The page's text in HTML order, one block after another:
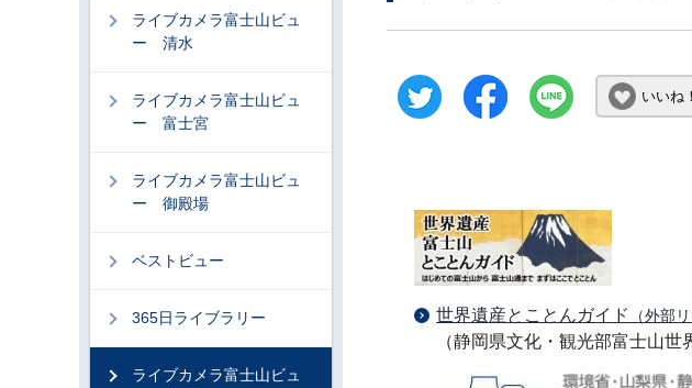
いいね！
世界遺産とことんガイド （外部
（静岡県文化・観光部富士山世
ライブカメラ富士山ビュ
ー 清水
ライブカメラ富士山ビュ
ー 富士宮
ライブカメラ富士山ビュ
ー 御殿場
ベストビュー
365日ライブラリー
ライブカメラ富士山ビュ